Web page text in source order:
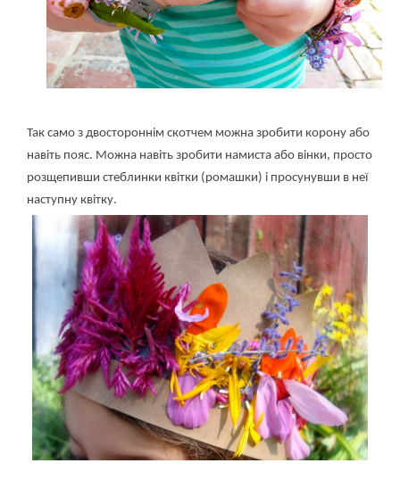
Так само з двостороннім скотчем можна зробити корону або
навіть пояс. Можна навіть зробити намиста або вінки, просто
розщепивши стеблинки квітки (ромашки) і просунувши в неї
наступну квітку.